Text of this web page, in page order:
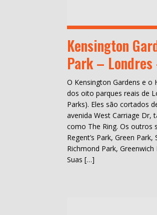
Kensington
Park –
O Kensington Gardens e o
dos oito parques reais de
Parks). Eles são cortados
avenida West Carriage Dr,
como The Ring. Os outros
Regent’s Park, Green Park,
Richmond Park, Greenwich
Suas […]